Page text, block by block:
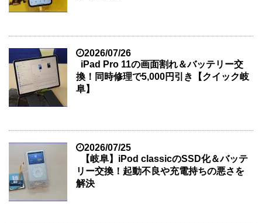
2026/07/26
iPad Pro 11の画面割れ＆バッテリー交
換！同時修理で5,000円引き【クイック岐
阜】
2026/07/25
【岐阜】iPod classicのSSD化＆バッテ
リー交換！起動不良や充電持ちの悪さを
解決